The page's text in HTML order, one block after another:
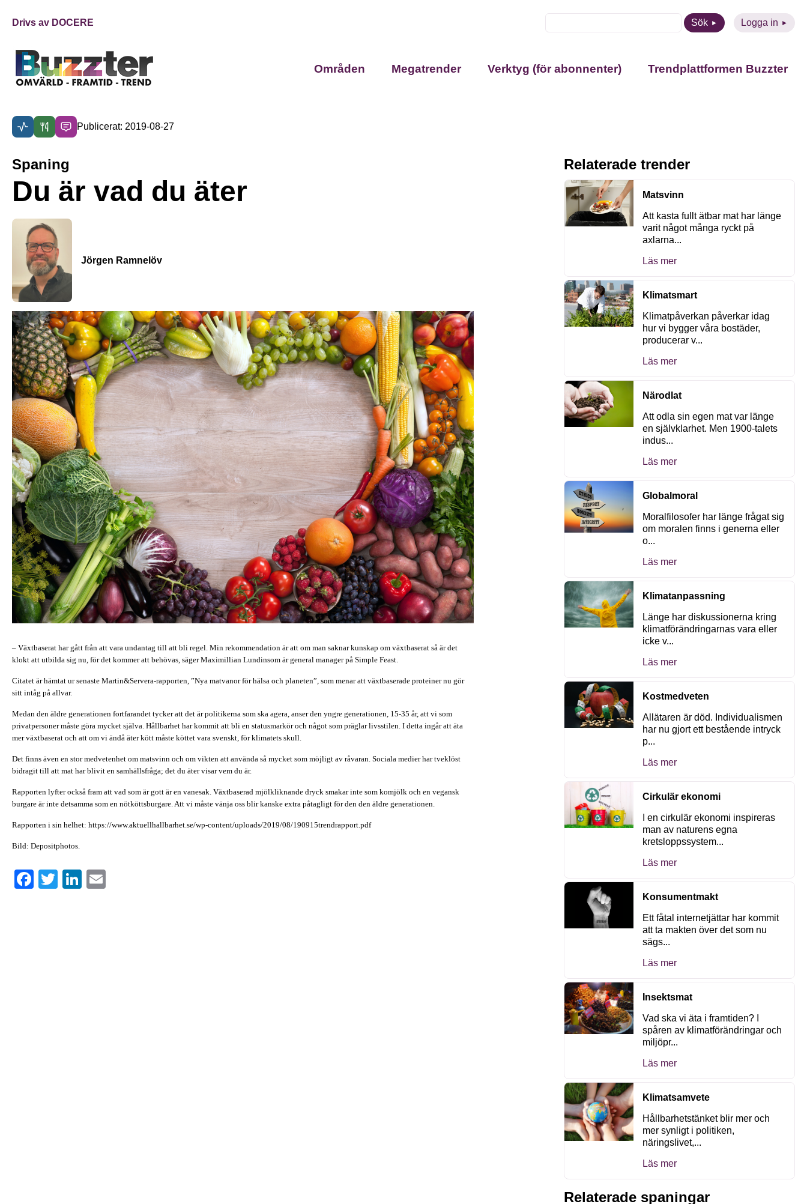
Drivs av DOCERE Sök Logga in
Områden Megatrender Verktyg (för abonnenter) Trendplattformen Buzzter
Publicerat: 2019-08-27
Spaning
Du är vad du äter
Jörgen Ramnelöv
– Växtbaserat har gått från att vara undantag till att bli regel. Min rekommendation är att om man saknar kunskap om växtbaserat så är det
klokt att utbilda sig nu, för det kommer att behövas, säger Maximillian Lundinsom är general manager på Simple Feast.
Citatet är hämtat ur senaste Martin&Servera-rapporten, ”Nya matvanor för hälsa och planeten”, som menar att växtbaserade proteiner nu gör
sitt intåg på allvar.
Medan den äldre generationen fortfarandet tycker att det är politikerna som ska agera, anser den yngre generationen, 15-35 år, att vi som
privatpersoner måste göra mycket själva. Hållbarhet har kommit att bli en statusmarkör och något som präglar livsstilen. I detta ingår att äta
mer växtbaserat och att om vi ändå äter kött måste köttet vara svenskt, för klimatets skull.
Det finns även en stor medvetenhet om matsvinn och om vikten att använda så mycket som möjligt av råvaran. Sociala medier har tveklöst
bidragit till att mat har blivit en samhällsfråga; det du äter visar vem du är.
Rapporten lyfter också fram att vad som är gott är en vanesak. Växtbaserad mjölkliknande dryck smakar inte som komjölk och en vegansk
burgare är inte detsamma som en nötköttsburgare. Att vi måste vänja oss blir kanske extra påtagligt för den den äldre generationen.
Rapporten i sin helhet: https://www.aktuellhallbarhet.se/wp-content/uploads/2019/08/190915trendrapport.pdf
Bild: Depositphotos.
Facebook
Twitter LinkedIn
Relaterade trender
Matsvinn
Att kasta fullt ätbar mat har länge
varit något många ryckt på
axlarna...
Läs mer
Klimatsmart
Klimatpåverkan påverkar idag
hur vi bygger våra bostäder,
producerar v...
Läs mer
Närodlat
Att odla sin egen mat var länge
en självklarhet. Men 1900-talets
indus...
Läs mer
Globalmoral
Moralfilosofer har länge frågat sig
om moralen finns i generna eller
o...
Läs mer
Klimatanpassning
Länge har diskussionerna kring
klimatförändringarnas vara eller
icke v...
Läs mer
Kostmedveten
Allätaren är död. Individualismen
har nu gjort ett bestående intryck
p...
Läs mer
Cirkulär ekonomi
I en cirkulär ekonomi inspireras
man av naturens egna
kretsloppssystem...
Läs mer
Konsumentmakt
Ett fåtal internetjättar har kommit
att ta makten över det som nu
sägs...
Läs mer
Insektsmat
Vad ska vi äta i framtiden? I
spåren av klimatförändringar och
miljöpr...
Läs mer
Klimatsamvete
Hållbarhetstänket blir mer och
mer synligt i politiken,
näringslivet,...
Läs mer
Relaterade spaningar